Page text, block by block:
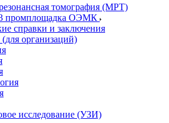
томография (МРТ)
промплощадка ОЭМК
справки и заключения
организаций)
исследование (УЗИ)